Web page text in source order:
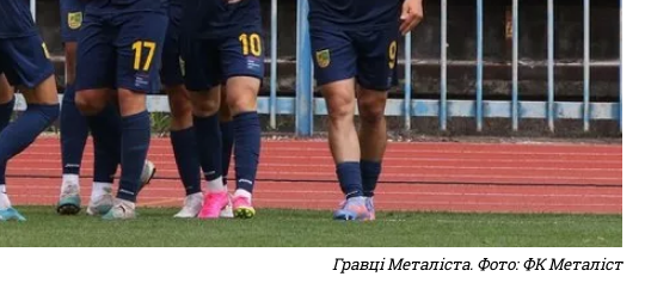
Гравці Металіста. Фото: ФК Металіст